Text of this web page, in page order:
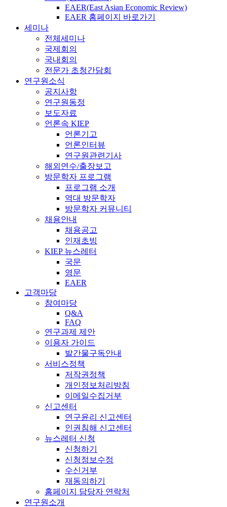
EAER(East Asian Economic Review)
EAER 홈페이지 바로가기
세미나
전체세미나
국제회의
국내회의
전문가 초청간담회
연구원소식
공지사항
연구원동정
보도자료
언론속 KIEP
언론기고
언론인터뷰
연구원관련기사
해외연수/출장보고
방문학자 프로그램
프로그램 소개
역대 방문학자
방문학자 커뮤니티
채용안내
채용공고
인재초빙
KIEP 뉴스레터
국문
영문
EAER
고객마당
참여마당
Q&A
FAQ
연구과제 제안
이용자 가이드
발간물구독안내
서비스정책
저작권정책
개인정보처리방침
이메일수집거부
신고센터
연구윤리 신고센터
인권침해 신고센터
뉴스레터 신청
신청하기
신청정보수정
수신거부
재동의하기
홈페이지 담당자 연락처
연구원소개